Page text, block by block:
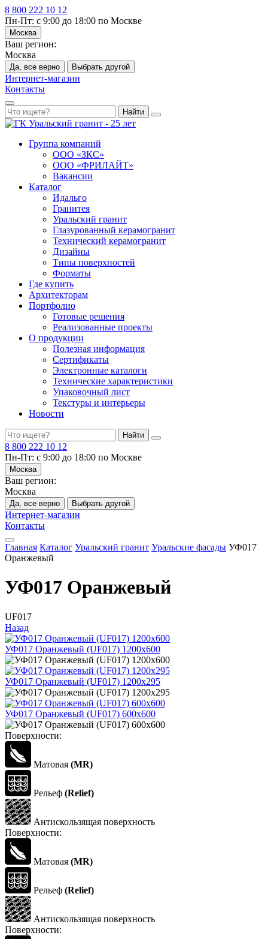
8 800 222 10 12
Пн-Пт: с 9:00 до 18:00 по Москве
Москва
Ваш регион:
Москва
Да, все верно Выбрать другой
Интернет-магазин
Контакты
Найти
Группа компаний
ООО «ЗКС»
ООО «ФРИЛАЙТ»
Вакансии
Каталог
Идальго
Гранитея
Уральский гранит
Глазурованный керамогранит
Технический керамогранит
Дизайны
Типы поверхностей
Форматы
Где купить
Архитекторам
Портфолио
Готовые решения
Реализованные проекты
О продукции
Полезная информация
Сертификаты
Электронные каталоги
Технические характеристики
Упаковочный лист
Текстуры и интерьеры
Новости
Найти
8 800 222 10 12
Пн-Пт: с 9:00 до 18:00 по Москве
Москва
Ваш регион:
Москва
Да, все верно Выбрать другой
Интернет-магазин
Контакты
Главная Каталог Уральский гранит Уральские фасады УФ017
Оранжевый
УФ017 Оранжевый
UF017
Назад
УФ017 Оранжевый (UF017) 1200x600
УФ017 Оранжевый (UF017) 1200x295
УФ017 Оранжевый (UF017) 600x600
Поверхности:
Матовая (MR)
Рельеф (Relief)
Антискользящая поверхность
Поверхности:
Матовая (MR)
Рельеф (Relief)
Антискользящая поверхность
Поверхности: